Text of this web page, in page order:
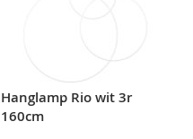
Hanglamp Rio wit 3r
160cm